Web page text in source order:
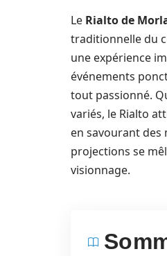
Le Rialto de
traditionnelle du
une expérience
événements
tout passionné.
variés, le Rialto
en savourant des
projections se
visionnage.